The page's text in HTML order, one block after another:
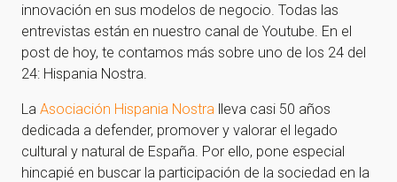
innovación en sus modelos de negocio. Todas las
entrevistas están en nuestro canal de Youtube. En el
post de hoy, te contamos más sobre uno de los 24 del
24: Hispania Nostra.
La Asociación Hispania Nostra lleva casi 50 años
dedicada a defender, promover y valorar el legado
cultural y natural de España. Por ello, pone especial
hincapié en buscar la participación de la sociedad en la